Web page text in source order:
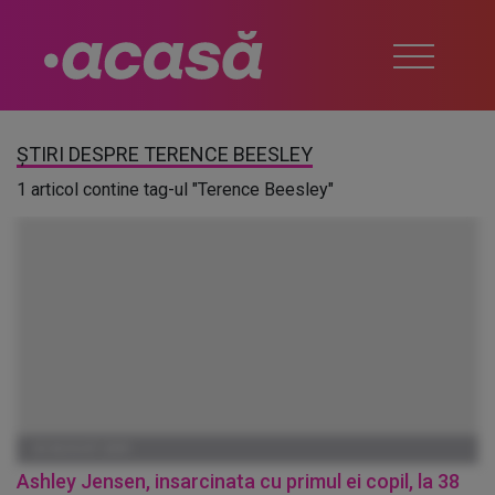
ȘTIRI DESPRE TERENCE BEESLEY
1 articol contine tag-ul "Terence Beesley"
Ashley Jensen, insarcinata cu primul ei copil, la 38